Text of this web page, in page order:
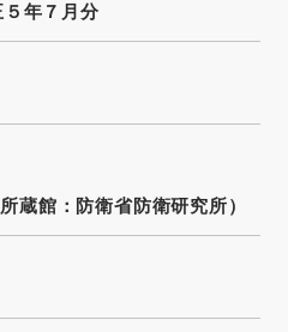
年７月分
館：防衛省防衛研究所）